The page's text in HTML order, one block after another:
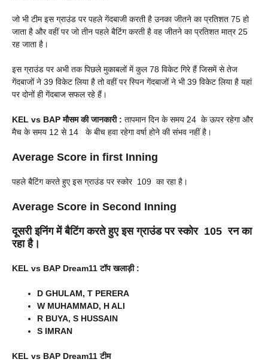
जो भी टीम इस ग्राउंड पर पहले गेंदबाजी करती है उनका जीतने का प्रतिशत 75 हो
जाता है और वहीं पर जो तीन पहले बैटिंग करती है वह जीतने का प्रतिशत मात्र 25
रह जाता है।
इस ग्राउंड पर अभी तक पिछले मुकाबलों में कुल 78 विकेट गिरे हैं जिसमें से तेज
गेंदबाजों ने 39 विकेट लिया है तो वहीं पर स्पिन गेंदबाजों ने भी 39 विकेट लिया है यहां
पर दोनों ही गेंदबाज सफल रहे हैं।
KEL vs BAPमौसम की जानकारी : तापमान दिन के समय 24 के ऊपर रहेगा और
मैच के समय 12 से 14 के बीच हवा रहेगा वर्षा होने की संभव नहीं है।
Average Score in first Inning
पहले बैटिंग करते हुए इस ग्राउंड पर स्कोर 109 का रहा है।
Average Score in Second Inning
दूसरी इनिंग में बैटिंग करते हुए इस ग्राउंड पर स्कोर 105 रन का
रहा है।
KEL vs BAP Dream11टॉप खलाड़ी :
D GHULAM, T PERERA
W MUHAMMAD, H ALI
R BUYA, S HUSSAIN
S IMRAN
KEL vs BAP Dream11 टीम